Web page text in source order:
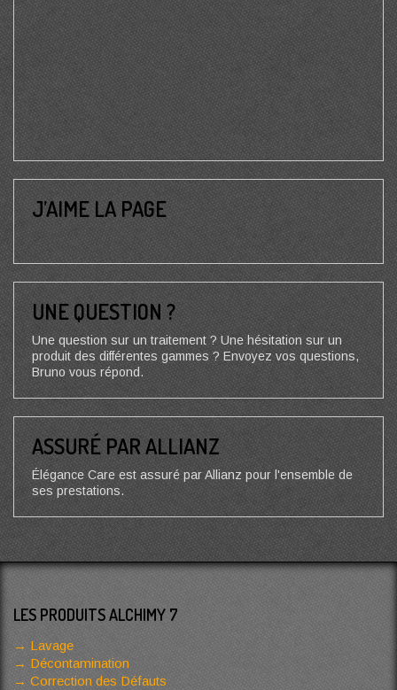
J’AIME LA PAGE
UNE QUESTION ?
Une question sur un traitement ? Une hésitation sur un
produit des différentes gammes ? Envoyez vos questions,
Bruno vous répond.
ASSURÉ PAR ALLIANZ
Élégance Care est assuré par Allianz pour l'ensemble de
ses prestations.
LES PRODUITS ALCHIMY 7
Lavage
Décontamination
Correction des Défauts